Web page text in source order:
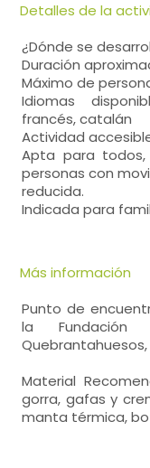
Detalles de la
¿Dónde se
Duración
Máximo de
Idiomas
francés, catalán
Actividad
Apta para
personas con
reducida.
Indicada para
Más información
Punto de
la Fundación
Quebrantahuesos,
Material
gorra, gafas y
manta térmica,